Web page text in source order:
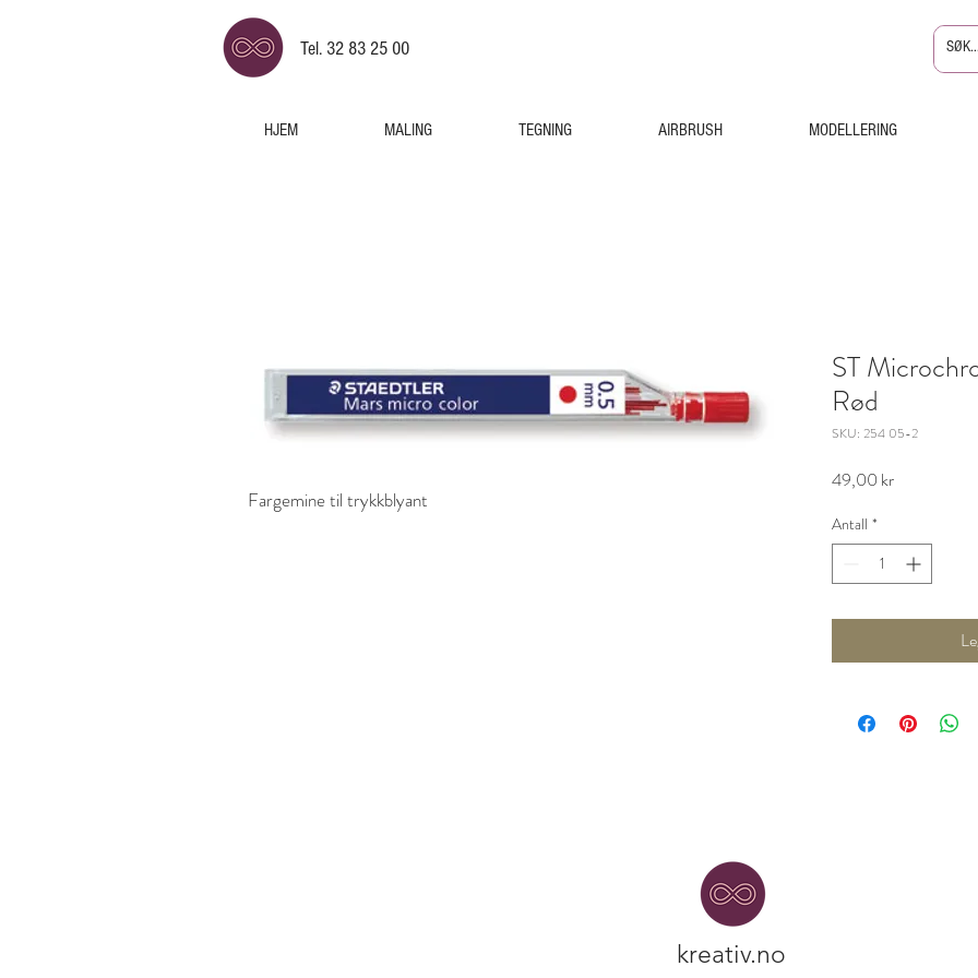
Tel. 32 83 25 00
HJEM MALING TEGNING AIRBRUSH MODELLERING
Fargemine til trykkblyant
ST
Rød
SKU: 254 05-2
49,00 krPris
Antall *
kreativ.no